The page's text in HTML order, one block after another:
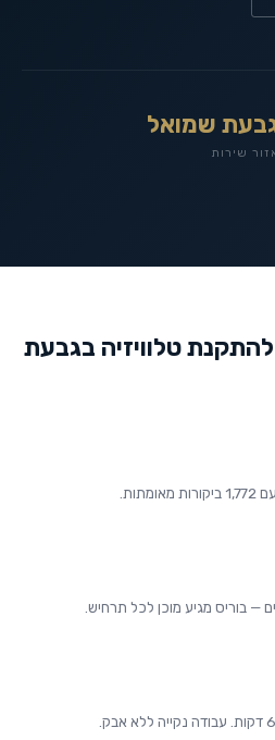
שמואל
שירות
טלוויזיה בגבעת
— בוריס מגיע מוכן לכל תרחיש.